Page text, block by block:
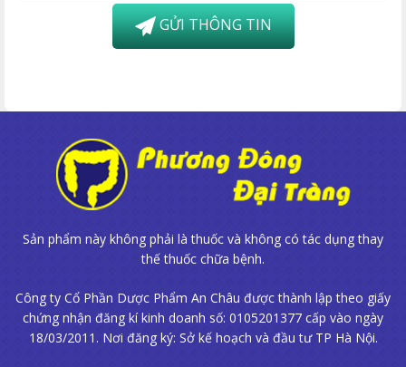
GỬI THÔNG TIN
Sản phẩm này không phải là thuốc và không có tác dụng thay
thế thuốc chữa bệnh.
Công ty Cổ Phần Dược Phẩm An Châu được thành lập theo giấy
chứng nhận đăng kí kinh doanh số: 0105201377 cấp vào ngày
18/03/2011. Nơi đăng ký: Sở kế hoạch và đầu tư TP Hà Nội.